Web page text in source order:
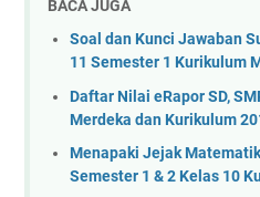
BACA JUGA
Soal dan Kunci Jawaban
11 Semester 1 Kurikulum
Daftar Nilai eRapor SD,
Merdeka dan Kurikulum
Menapaki Jejak
Semester 1 & 2 Kelas 10